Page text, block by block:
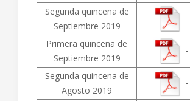
Segunda quincena de
Septiembre 2019
-
Primera quincena de
Septiembre 2019
-
Segunda quincena de
Agosto 2019
-